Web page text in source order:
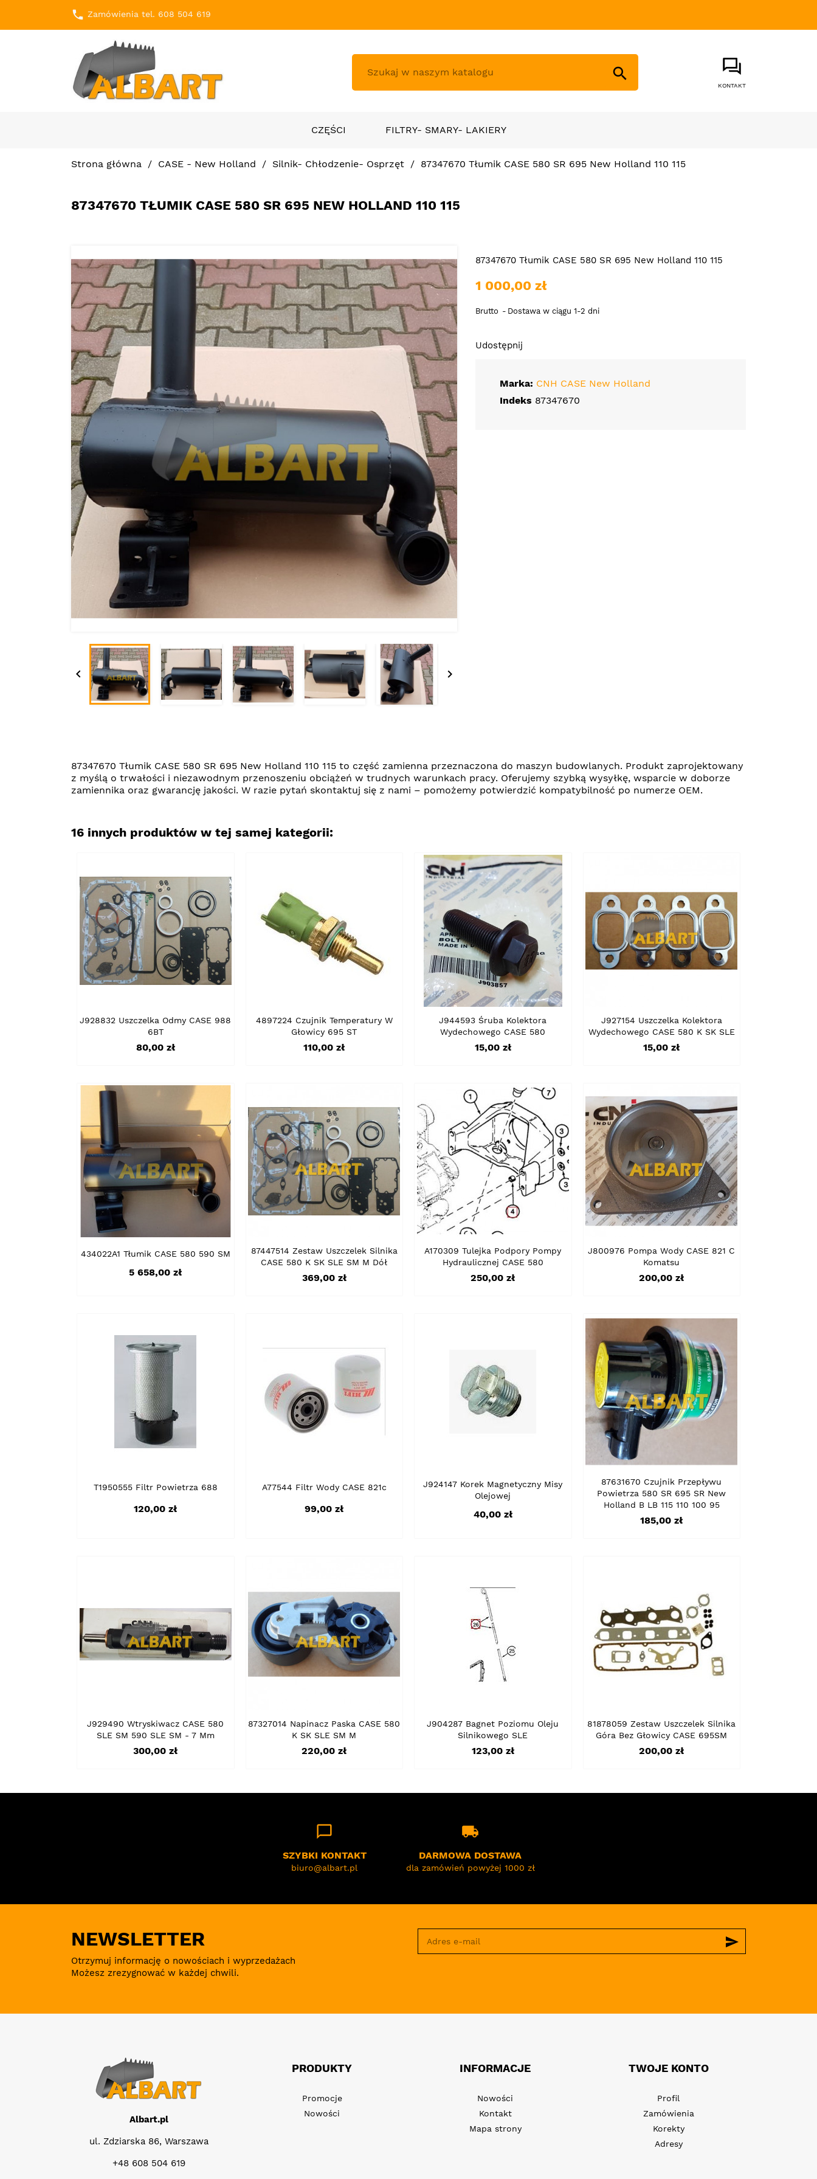
local_phone Zamówienia tel. 608 504 619

KONTAKT
CZĘŚCI FILTRY- SMARY- LAKIERY
Strona główna CASE - New Holland Silnik- Chłodzenie- Osprzęt 87347670 Tłumik CASE 580 SR 695 New Holland 110 115
87347670 TŁUMIK CASE 580 SR 695 NEW HOLLAND 110 115
 
87347670 Tłumik CASE 580 SR 695 New Holland 110 115
1 000,00 zł
Brutto Dostawa w ciągu 1-2 dni
Udostępnij
Marka: CNH CASE New Holland
Indeks 87347670
87347670 Tłumik CASE 580 SR 695 New Holland 110 115 to część zamienna przeznaczona do maszyn budowlanych. Produkt zaprojektowany
z myślą o trwałości i niezawodnym przenoszeniu obciążeń w trudnych warunkach pracy. Oferujemy szybką wysyłkę, wsparcie w doborze
zamiennika oraz gwarancję jakości. W razie pytań skontaktuj się z nami – pomożemy potwierdzić kompatybilność po numerze OEM.
16 innych produktów w tej samej kategorii:
J928832 Uszczelka Odmy CASE 988
6BT
Cena
80,00 zł
4897224 Czujnik Temperatury W
Głowicy 695 ST
Cena
110,00 zł
J944593 Śruba Kolektora
Wydechowego CASE 580
Cena
15,00 zł
J927154 Uszczelka Kolektora
Wydechowego CASE 580 K SK SLE
Cena
15,00 zł
434022A1 Tłumik CASE 580 590 SM
Cena
5 658,00 zł
87447514 Zestaw Uszczelek Silnika
CASE 580 K SK SLE SM M Dół
Cena
369,00 zł
A170309 Tulejka Podpory Pompy
Hydraulicznej CASE 580
Cena
250,00 zł
J800976 Pompa Wody CASE 821 C
Komatsu
Cena
200,00 zł
T1950555 Filtr Powietrza 688
Cena
120,00 zł
A77544 Filtr Wody CASE 821c
Cena
99,00 zł
J924147 Korek Magnetyczny Misy
Olejowej
Cena
40,00 zł
87631670 Czujnik Przepływu
Powietrza 580 SR 695 SR New
Holland B LB 115 110 100 95
Cena
185,00 zł
J929490 Wtryskiwacz CASE 580
SLE SM 590 SLE SM - 7 Mm
Cena
300,00 zł
87327014 Napinacz Paska CASE 580
K SK SLE SM M
Cena
220,00 zł
J904287 Bagnet Poziomu Oleju
Silnikowego SLE
Cena
123,00 zł
81878059 Zestaw Uszczelek Silnika
Góra Bez Głowicy CASE 695SM
Cena
200,00 zł
chat_bubble_outline
SZYBKI KONTAKT
biuro@albart.pl
local_shipping
DARMOWA DOSTAWA
dla zamówień powyżej 1000 zł
NEWSLETTER
Otrzymuj informację o nowościach i wyprzedażach
Możesz zrezygnować w każdej chwili.
send
Albart.pl
ul. Zdziarska 86, Warszawa
+48 608 504 619
PRODUKTY
Promocje
Nowości
INFORMACJE
Nowości
Kontakt
Mapa strony
TWOJE KONTO
Profil
Zamówienia
Korekty
Adresy